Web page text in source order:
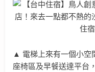
▲ 電梯上來有一個小空
座椅區及早餐送達平台